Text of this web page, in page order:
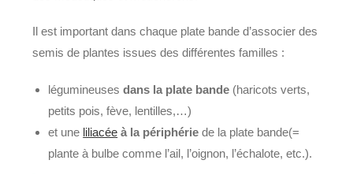
Il est important dans chaque plate bande d’associer des
semis de plantes issues des différentes familles :
légumineusesdans la plate bande (haricots verts,
petits pois, fève, lentilles,…)
et une liliacée à la périphérie de la plate bande(=
plante à bulbe comme l’ail, l’oignon, l’échalote, etc.).